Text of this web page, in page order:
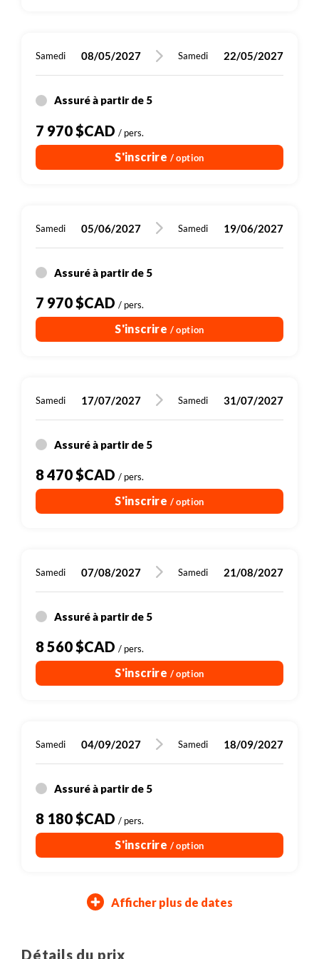
Samedi 08/05/2027 Samedi 22/05/2027
Assuré à partir de 5
7 970 $CAD / pers.
S'inscrire / option
Samedi 05/06/2027 Samedi 19/06/2027
Assuré à partir de 5
7 970 $CAD / pers.
S'inscrire / option
Samedi 17/07/2027 Samedi 31/07/2027
Assuré à partir de 5
8 470 $CAD / pers.
S'inscrire / option
Samedi 07/08/2027 Samedi 21/08/2027
Assuré à partir de 5
8 560 $CAD / pers.
S'inscrire / option
Samedi 04/09/2027 Samedi 18/09/2027
Assuré à partir de 5
8 180 $CAD / pers.
S'inscrire / option
Afficher plus de dates
Détails du prix